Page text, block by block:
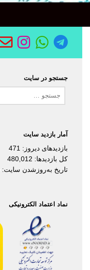
جستجو در سایت
آمار بازدید سایت
بازدیدهای دیروز: 471
کل بازدیدها: 480,012
تاریخ به‌روزشدن سایت:
نماد اعتماد الکترونیکی